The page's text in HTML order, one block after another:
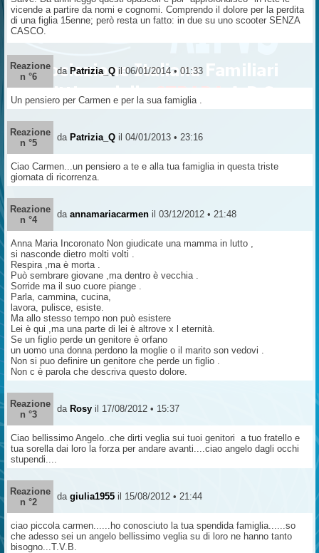
vicende a partire da nomi e cognomi. Comprendo il dolore per la perdita
di una figlia 15enne; però resta un fatto: in due su uno scooter SENZA
CASCO.
Reazione
n °6
da Patrizia_Q il 06/01/2014 • 01:33
Un pensiero per Carmen e per la sua famiglia .
Reazione
n °5
da Patrizia_Q il 04/01/2013 • 23:16
Ciao Carmen...un pensiero a te e alla tua famiglia in questa triste
giornata di ricorrenza.
Reazione
n °4
da annamariacarmen il 03/12/2012 • 21:48
Anna Maria Incoronato Non giudicate una mamma in lutto ,
si nasconde dietro molti volti .
Respira ,ma è morta .
Può sembrare giovane ,ma dentro è vecchia .
Sorride ma il suo cuore piange .
Parla, cammina, cucina,
lavora, pulisce, esiste.
Ma allo stesso tempo non può esistere
Lei è qui ,ma una parte di lei è altrove x l eternità.
Se un figlio perde un genitore è orfano
un uomo una donna perdono la moglie o il marito son vedovi .
Non si puo definire un genitore che perde un figlio .
Non c è parola che descriva questo dolore.
Reazione
n °3
da Rosy il 17/08/2012 • 15:37
Ciao bellissimo Angelo..che dirti veglia sui tuoi genitori a tuo fratello e
tua sorella dai loro la forza per andare avanti....ciao angelo dagli occhi
stupendi....
Reazione
n °2
da giulia1955 il 15/08/2012 • 21:44
ciao piccola carmen......ho conosciuto la tua spendida famiglia......so
che adesso sei un angelo bellissimo veglia su di loro ne hanno tanto
bisogno...T.V.B.